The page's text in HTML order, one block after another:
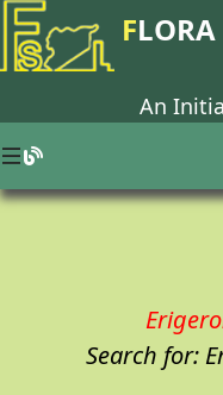
FLORA
An
Search for: